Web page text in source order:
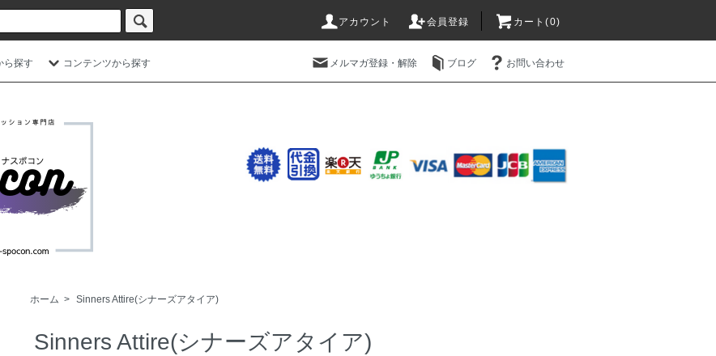
アカウント 会員登録 カート(0)
ら探す コンテンツから探す メルマガ登録・解除 ブログ お問い合わせ
ホーム > Sinners Attire(シナーズアタイア)
Sinners Attire(シナーズアタイア)